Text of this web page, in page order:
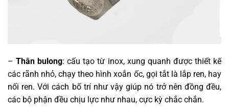
–Thân bulong: cấu tạo từ inox, xung quanh được thiết kế
các rãnh nhỏ, chạy theo hình xoắn ốc, gọi tắt là lắp ren, hay
nối ren. Với cách bố trí như vậy giúp nó trở nên đồng đều,
các bộ phận đều chịu lực như nhau, cực kỳ chắc chắn.